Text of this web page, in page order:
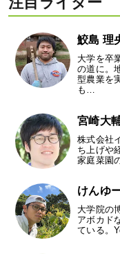
鮫島 理
大学を卒
の道に。
型農業を
も…
宮崎大
株式会社
ち上げや
家庭菜園
けんゆ
大学院の
アボカド
ている。